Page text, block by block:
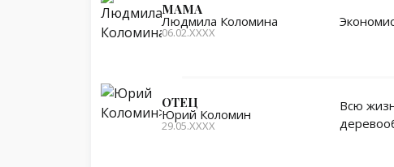
МАМА
Людмила Коломина
06.02.ХХХХ
ОТЕЦ
Юрий Коломин
29.05.ХХХХ
Всю